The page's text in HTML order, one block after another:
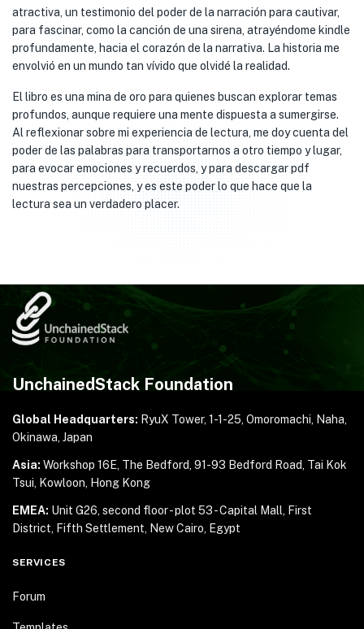
atractiva, un testimonio del poder de la narración para cautivar,
para fascinar, como la canción de una sirena, atrayéndome kindle
profundamente, hacia el corazón de la narrativa. La historia me
envolvió en un mundo tan vívido que olvidé la realidad.
El libro es una mina de oro para quienes buscan explorar temas
profundos, aunque requiere una mente dispuesta a sumergirse.
Al reflexionar sobre mi experiencia de lectura, me doy cuenta del
poder de las palabras para transportarnos a otro tiempo y lugar,
para evocar emociones y recuerdos, y para descargar pdf
nuestras percepciones, y es este poder lo que hace que la
lectura sea un verdadero placer.
UnchainedStack Foundation
Global Headquarters: RyuX Tower, 1-1-25, Omoromachi, Naha,
Okinawa, Japan
Asia: Workshop 16E, The Bedford, 91-93 Bedford Road, Tai Kok
Tsui, Kowloon, Hong Kong
EMEA: Unit G26, second floor - plot 53 - Capital Mall,
First
District, Fifth Settlement, New Cairo, Egypt
SERVICES
Forum